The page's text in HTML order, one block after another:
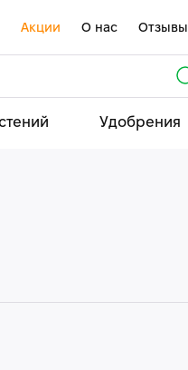
Акции О нас Отзывы
Удобрения